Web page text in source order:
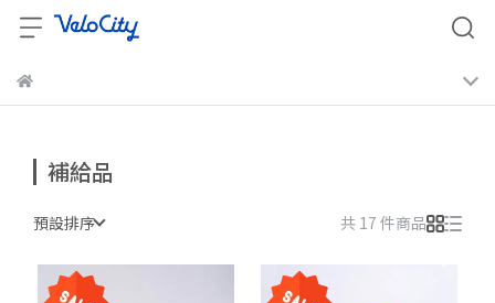
補給品
預設排序 共 17 件商品